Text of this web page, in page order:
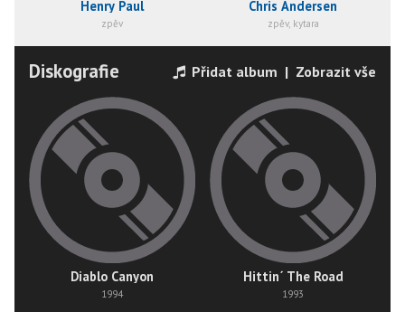
Henry Paul
zpěv
Chris Andersen
zpěv, kytara
Diskografie Přidat album | Zobrazit vše
Diablo Canyon
1994
Hittin´ The Road
1993